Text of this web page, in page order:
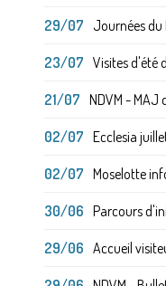
29/07 Journées
23/07 Visites d'été
21/07 NDVM - MAJ
02/07 Ecclesia
02/07 Moselotte
30/06 Parcours
29/06 Accueil